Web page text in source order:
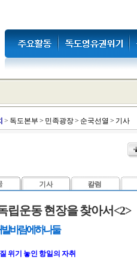
> 독도본부 > 민족광장> 순국선열 > 기사
립운동 현장을 찾아서<2>
바람에 하나 둘
위기 놓인 항일의 자취